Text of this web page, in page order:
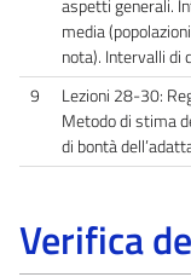
aspetti generali.
media
nota). Intervalli di
9
Lezioni 28-30:
Metodo di stima
di bontà
Verifica